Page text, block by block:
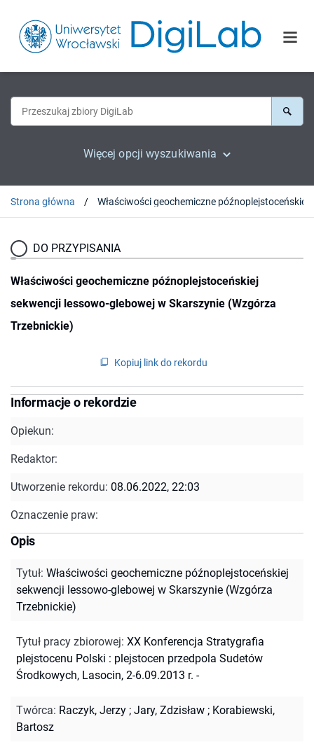
Więcej opcji wyszukiwania
Strona główna
DO PRZYPISANIA
Właściwości geochemiczne późnoplejstoceńskiej
sekwencji lessowo-glebowej w Skarszynie (Wzgórza
Trzebnickie)
Kopiuj link do rekordu
Informacje o rekordzie
Opiekun:
Redaktor:
Utworzenie rekordu: 08.06.2022, 22:03
Oznaczenie praw:
Opis
Tytuł: Właściwości geochemiczne późnoplejstoceńskiej
sekwencji lessowo-glebowej w Skarszynie (Wzgórza
Trzebnickie)
Tytuł pracy zbiorowej: XX Konferencja Stratygrafia
plejstocenu Polski : plejstocen przedpola Sudetów
Środkowych, Lasocin, 2-6.09.2013 r. -
Twórca: Raczyk, Jerzy ; Jary, Zdzisław ; Korabiewski,
Bartosz